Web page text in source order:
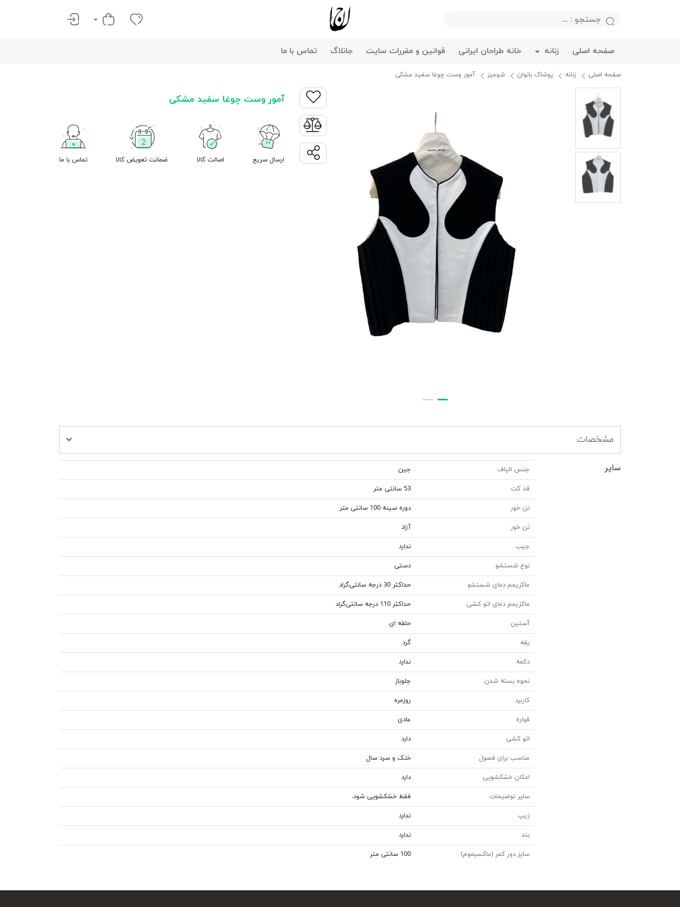
صفحه اصلی زنانه خانه طراحان ایرانی قوانین و مقررات سایت جانلاگ تماس با ما
صفحه اصلی زنانه پوشاک بانوان شومیز آمور وست چوغا سفید مشکی
آمور وست چوغا سفید مشکی
ارسال سریع اصالت کالا ضمانت تعویض کالا تماس با ما
مشخصات
سایر جنس الیاف جین
قد کت 53 سانتی متر
تن خور دوره سینه 100 سانتی متر
تن خور آزاد
جیب ندارد
نوع شستشو دستی
ماکزیمم دمای شستشو حداکثر 30 درجه سانتی‌گراد
ماکزیمم دمای اتو کشی حداکثر 110 درجه سانتی‌گراد
آستین حلقه ای
یقه گرد
دکمه ندارد
نحوه بسته شدن جلوباز
کاربرد روزمره
قواره عادی
اتو کشی دارد
مناسب برای فصول خنک و سرد سال
امکان خشکشویی دارد
سایر توضیحات فقط خشکشویی شود.
زیپ ندارد
بند ندارد
سایز دور کمر (ماکسیموم) 100 سانتی متر